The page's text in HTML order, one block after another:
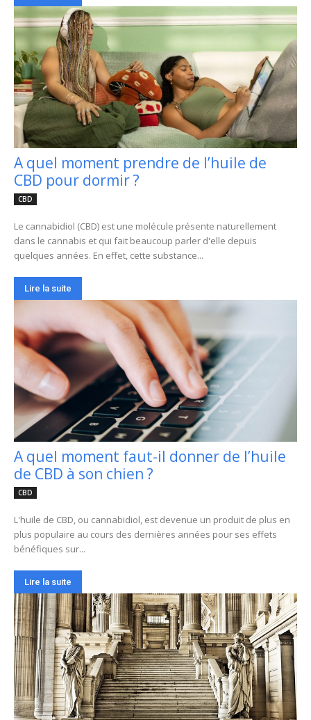
A quel moment prendre de l’huile de
CBD pour dormir ?
CBD
Le cannabidiol (CBD) est une molécule présente naturellement
dans le cannabis et qui fait beaucoup parler d'elle depuis
quelques années. En effet, cette substance...
Lire la suite
A quel moment faut-il donner de l’huile
de CBD à son chien ?
CBD
L'huile de CBD, ou cannabidiol, est devenue un produit de plus en
plus populaire au cours des dernières années pour ses effets
bénéfiques sur...
Lire la suite